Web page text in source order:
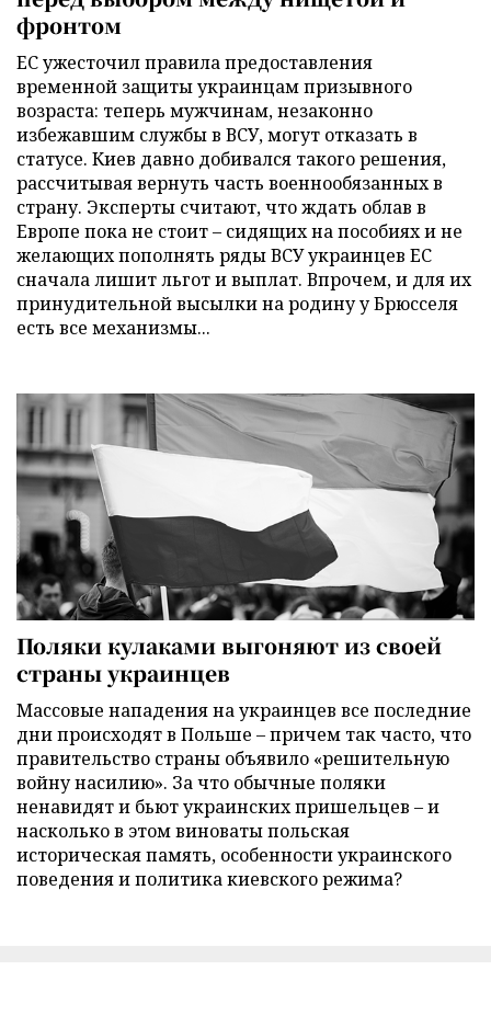
фронтом
ЕС ужесточил правила предоставления
временной защиты украинцам призывного
возраста: теперь мужчинам, незаконно
избежавшим службы в ВСУ, могут отказать в
статусе. Киев давно добивался такого решения,
рассчитывая вернуть часть военнообязанных в
страну. Эксперты считают, что ждать облав в
Европе пока не стоит – сидящих на пособиях и не
желающих пополнять ряды ВСУ украинцев ЕС
сначала лишит льгот и выплат. Впрочем, и для их
принудительной высылки на родину у Брюсселя
есть все механизмы...
Поляки кулаками выгоняют из своей
страны украинцев
Массовые нападения на украинцев все последние
дни происходят в Польше – причем так часто, что
правительство страны объявило «решительную
войну насилию». За что обычные поляки
ненавидят и бьют украинских пришельцев – и
насколько в этом виноваты польская
историческая память, особенности украинского
поведения и политика киевского режима?